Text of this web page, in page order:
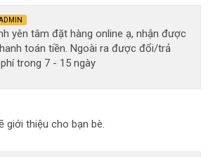
yên tâm đặt hàng online ạ, nhận được
toán tiền. Ngoài ra được đổi/trả
trong 7 - 15 ngày
giới thiệu cho bạn bè.